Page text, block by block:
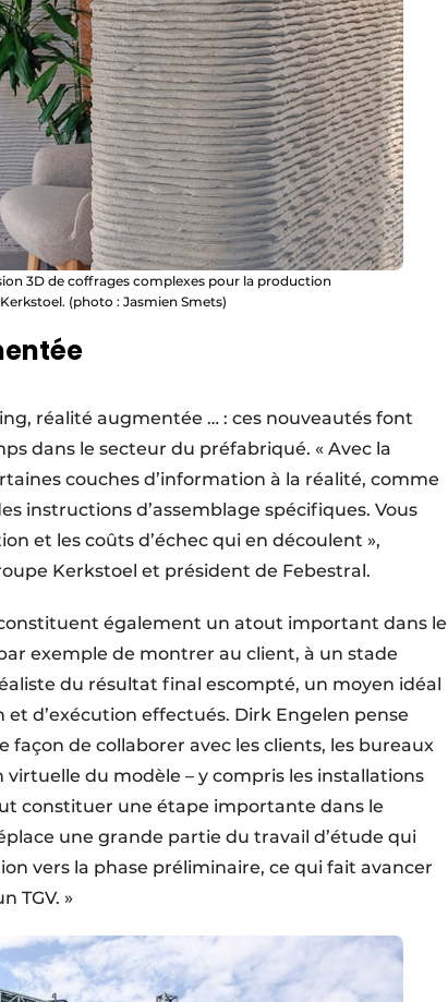
3D de coffrages complexes pour la production
(photo : Jasmien Smets)
réalité augmentée … : ces nouveautés font
dans le secteur du préfabriqué. « Avec la
couches d’information à la réalité, comme
instructions d’assemblage spécifiques. Vous
et les coûts d’échec qui en découlent »,
Kerkstoel et président de Febestral.
également un atout important dans le
exemple de montrer au client, à un stade
du résultat final escompté, un moyen idéal
d’exécution effectués. Dirk Engelen pense
de collaborer avec les clients, les bureaux
virtuelle du modèle – y compris les installations
constituer une étape importante dans le
une grande partie du travail d’étude qui
vers la phase préliminaire, ce qui fait avancer
TGV. »